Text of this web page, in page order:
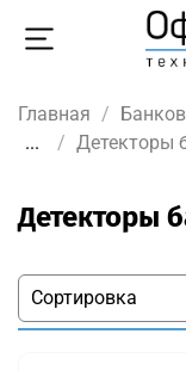
Главная
...
Детекторы
Детекторы